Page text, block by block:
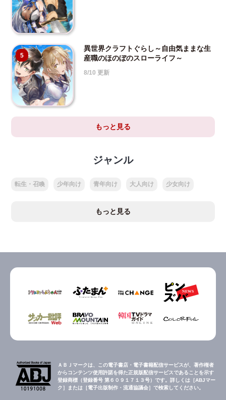
5
異世界クラフトぐらし～自由気ままな生
産職のほのぼのスローライフ～
8/10 更新
もっと見る
ジャンル
転生・召喚 少年向け 青年向け 大人向け 少女向け
もっと見る
ＡＢＪマークは、この電子書店・電子書籍配信サービスが、著作権者
からコンテンツ使用許諾を得た正規版配信サービスであることを示す
登録商標（登録番号 第６０９１７１３号）です。詳しくは［ABJマー
ク］または［電子出版制作・流通協議会］で検索してください。